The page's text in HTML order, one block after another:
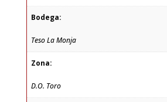
Bodega:
Teso La Monja
Zona:
D.O. Toro